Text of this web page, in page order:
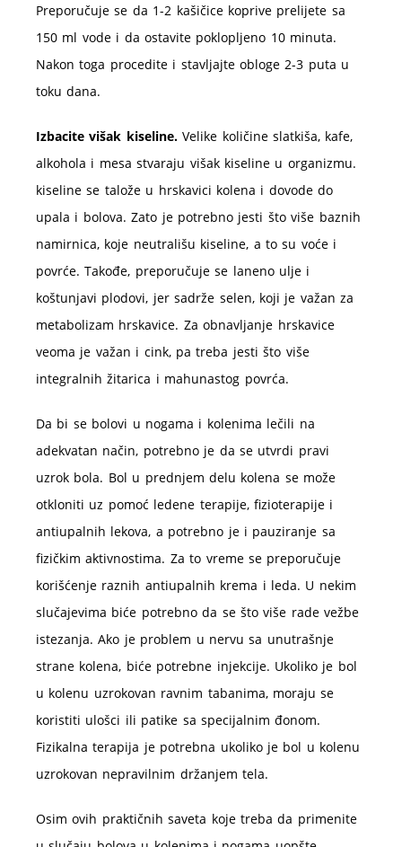
Preporučuje se da 1-2 kašičice koprive prelijete sa
150 ml vode i da ostavite poklopljeno 10 minuta.
Nakon toga procedite i stavljajte obloge 2-3 puta u
toku dana.
Izbacite višak kiseline.Velike količine slatkiša, kafe,
alkohola i mesa stvaraju višak kiseline u organizmu.
kiseline se talože u hrskavici kolena i dovode do
upala i bolova. Zato je potrebno jesti što više baznih
namirnica, koje neutrališu kiseline, a to su voće i
povrće. Takođe, preporučuje se laneno ulje i
koštunjavi plodovi, jer sadrže selen, koji je važan za
metabolizam hrskavice. Za obnavljanje hrskavice
veoma je važan i cink, pa treba jesti što više
integralnih žitarica i mahunastog povrća.
Da bi se bolovi u nogama i kolenima lečili na
adekvatan način, potrebno je da se utvrdi pravi
uzrok bola. Bol u prednjem delu kolena se može
otkloniti uz pomoć ledene terapije, fizioterapije i
antiupalnih lekova, a potrebno je i pauziranje sa
fizičkim aktivnostima. Za to vreme se preporučuje
korišćenje raznih antiupalnih krema i leda. U nekim
slučajevima biće potrebno da se što više rade vežbe
istezanja. Ako je problem u nervu sa unutrašnje
strane kolena, biće potrebne injekcije. Ukoliko je bol
u kolenu uzrokovan ravnim tabanima, moraju se
koristiti ulošci ili patike sa specijalnim đonom.
Fizikalna terapija je potrebna ukoliko je bol u kolenu
uzrokovan nepravilnim držanjem tela.
Osim ovih praktičnih saveta koje treba da primenite